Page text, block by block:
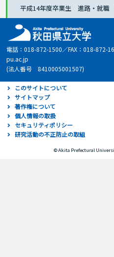
平成14年度卒業生 進路・就職
電話：018-872-1500／FAX：018-872-
pu.ac.jp
(法人番号 8410005001507)
このサイトについて
サイトマップ
著作権について
個人情報の取扱
セキュリティポリシー
研究活動の不正防止の取組
© Akita Prefectural